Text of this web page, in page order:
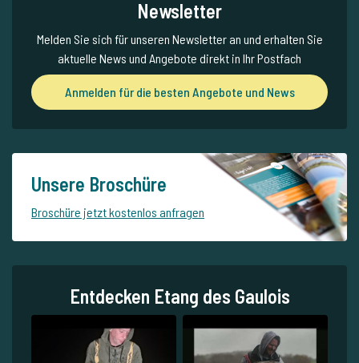
Newsletter
Melden Sie sich für unseren Newsletter an und erhalten Sie
aktuelle News und Angebote direkt in Ihr Postfach
Anmelden für die besten Angebote und News
Unsere Broschüre
Broschüre jetzt kostenlos anfragen
Entdecken Etang des Gaulois